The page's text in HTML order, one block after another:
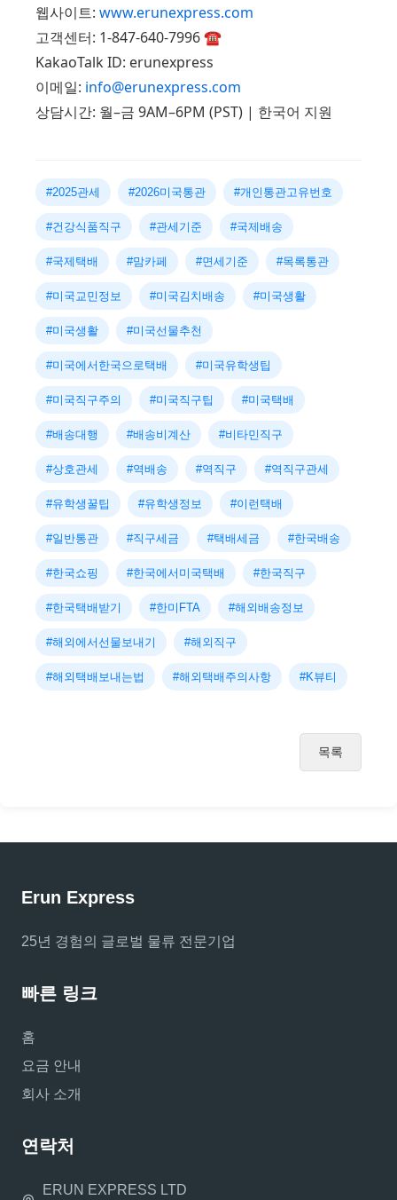
웹사이트: www.erunexpress.com
고객센터: 1-847-640-7996 ☎️
KakaoTalk ID: erunexpress
이메일: info@erunexpress.com
상담시간: 월–금 9AM–6PM (PST) | 한국어 지원
#2025관세 #2026미국통관 #개인통관고유번호
#건강식품직구 #관세기준 #국제배송
#국제택배 #맘카페 #면세기준 #목록통관
#미국교민정보 #미국김치배송 #미국생활
#미국생활 #미국선물추천
#미국에서한국으로택배 #미국유학생팁
#미국직구주의 #미국직구팁 #미국택배
#배송대행 #배송비계산 #비타민직구
#상호관세 #역배송 #역직구 #역직구관세
#유학생꿀팁 #유학생정보 #이런택배
#일반통관 #직구세금 #택배세금 #한국배송
#한국쇼핑 #한국에서미국택배 #한국직구
#한국택배받기 #한미FTA #해외배송정보
#해외에서선물보내기 #해외직구
#해외택배보내는법 #해외택배주의사항 #K뷰티
목록
Erun Express
25년 경험의 글로벌 물류 전문기업
빠른 링크
홈
요금 안내
회사 소개
연락처
ERUN EXPRESS LTD